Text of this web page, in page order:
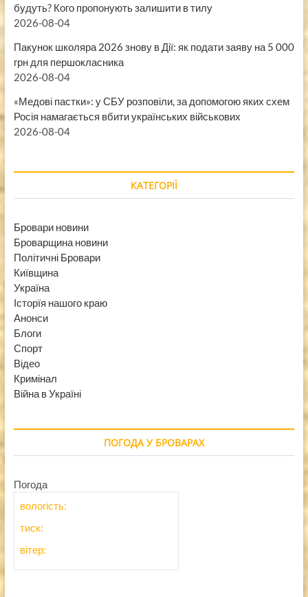
будуть? Кого пропонують залишити в тилу
2026-08-04
Пакунок школяра 2026 знову в Дії: як подати заяву на 5 000
грн для першокласника
2026-08-04
«Медові пастки»: у СБУ розповіли, за допомогою яких схем
Росія намагається вбити українських військових
2026-08-04
КАТЕГОРІЇ
Бровари новини
Броварщина новини
Політичні Бровари
Київщина
Україна
Історїя нашого краю
Анонси
Блоги
Спорт
Відео
Кримінал
Війна в Україні
ПОГОДА У БРОВАРАХ
Погода
вологість:
тиск:
вітер: